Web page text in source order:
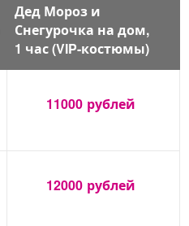
Дед Мороз и
Снегурочка на дом,
1 час (VIP-костюмы)
11000 рублей
12000 рублей